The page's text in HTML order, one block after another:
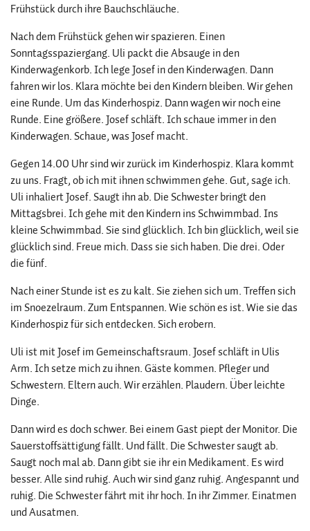
Frühstück durch ihre Bauchschläuche.
Nach dem Frühstück gehen wir spazieren. Einen
Sonntagsspaziergang. Uli packt die Absauge in den
Kinderwagenkorb. Ich lege Josef in den Kinderwagen. Dann
fahren wir los. Klara möchte bei den Kindern bleiben. Wir gehen
eine Runde. Um das Kinderhospiz. Dann wagen wir noch eine
Runde. Eine größere. Josef schläft. Ich schaue immer in den
Kinderwagen. Schaue, was Josef macht.
Gegen 14.00 Uhr sind wir zurück im Kinderhospiz. Klara kommt
zu uns. Fragt, ob ich mit ihnen schwimmen gehe. Gut, sage ich.
Uli inhaliert Josef. Saugt ihn ab. Die Schwester bringt den
Mittagsbrei. Ich gehe mit den Kindern ins Schwimmbad. Ins
kleine Schwimmbad. Sie sind glücklich. Ich bin glücklich, weil sie
glücklich sind. Freue mich. Dass sie sich haben. Die drei. Oder
die fünf.
Nach einer Stunde ist es zu kalt. Sie ziehen sich um. Treffen sich
im Snoezelraum. Zum Entspannen. Wie schön es ist. Wie sie das
Kinderhospiz für sich entdecken. Sich erobern.
Uli ist mit Josef im Gemeinschaftsraum. Josef schläft in Ulis
Arm. Ich setze mich zu ihnen. Gäste kommen. Pfleger und
Schwestern. Eltern auch. Wir erzählen. Plaudern. Über leichte
Dinge.
Dann wird es doch schwer. Bei einem Gast piept der Monitor. Die
Sauerstoffsättigung fällt. Und fällt. Die Schwester saugt ab.
Saugt noch mal ab. Dann gibt sie ihr ein Medikament. Es wird
besser. Alle sind ruhig. Auch wir sind ganz ruhig. Angespannt und
ruhig. Die Schwester fährt mit ihr hoch. In ihr Zimmer. Einatmen
und Ausatmen.